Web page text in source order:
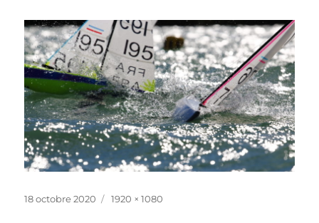
Publié
18 octobre 2020
Taille
1920 × 1080